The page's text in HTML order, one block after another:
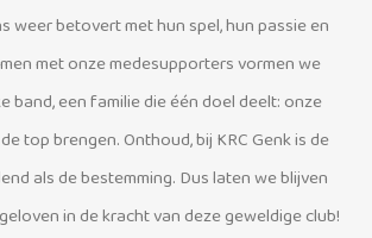
weer betovert met hun spel, hun passie en
met onze medesupporters vormen we
band, een familie die één doel deelt: onze
top brengen. Onthoud, bij KRC Genk is de
als de bestemming. Dus laten we blijven
in de kracht van deze geweldige club!